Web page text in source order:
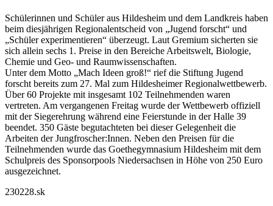
Schülerinnen und Schüler aus Hildesheim und dem Landkreis haben
beim diesjährigen Regionalentscheid von „Jugend forscht“ und
„Schüler experimentieren“ überzeugt. Laut Gremium sicherten sie
sich allein sechs 1. Preise in den Bereiche Arbeitswelt, Biologie,
Chemie und Geo- und Raumwissenschaften.
Unter dem Motto „Mach Ideen groß!“ rief die Stiftung Jugend
forscht bereits zum 27. Mal zum Hildesheimer Regionalwettbewerb.
Über 60 Projekte mit insgesamt 102 Teilnehmenden waren
vertreten. Am vergangenen Freitag wurde der Wettbewerb offiziell
mit der Siegerehrung während eine Feierstunde in der Halle 39
beendet. 350 Gäste begutachteten bei dieser Gelegenheit die
Arbeiten der Jungfroscher:Innen. Neben den Preisen für die
Teilnehmenden wurde das Goethegymnasium Hildesheim mit dem
Schulpreis des Sponsorpools Niedersachsen in Höhe von 250 Euro
ausgezeichnet.
230228.sk